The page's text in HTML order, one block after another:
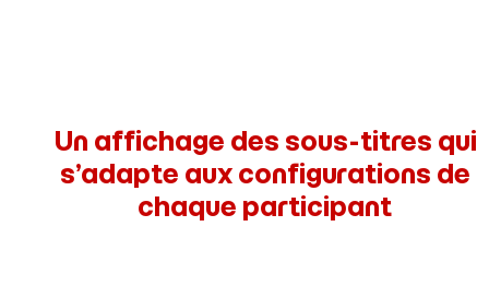
Un affichage des sous-titres qui
s’adapte aux configurations de
chaque participant